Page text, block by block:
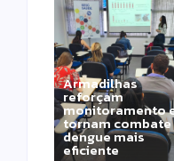
Armadilhas
reforçam
monitoramento
tornam combate
dengue mais
eficiente